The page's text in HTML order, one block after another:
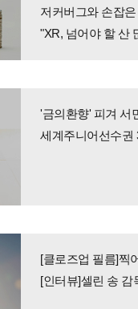
저커버그와 손잡
"XR, 넘어야 할 산
'금의환향' 피겨 서
세계주니어선수권
[클로즈업 필름]찍
[인터뷰]셀린 송 감